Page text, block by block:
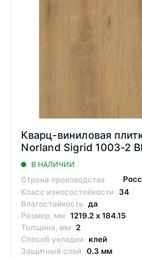
Кварц-виниловая
Norland Sigrid 1003-2
В НАЛИЧИИ
Страна производства
Класс износостойкости
34
Влагостойкость да
Размер, мм 1219.2 х 184.15
Толщина, мм
2
Способ укладки
клей
Защитный слой 0.3 мм